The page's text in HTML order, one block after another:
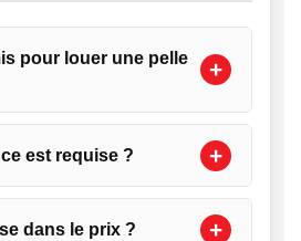
pour louer une pelle
est requise ?
dans le prix ?